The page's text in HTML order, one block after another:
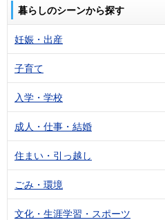
暮らしのシーンから探す
妊娠・出産
子育て
入学・学校
成人・仕事・結婚
住まい・引っ越し
ごみ・環境
文化・生涯学習・スポーツ